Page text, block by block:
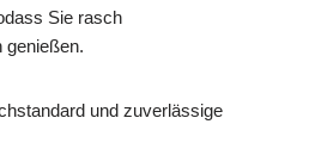
Sie rasch
genießen.
und zuverlässige